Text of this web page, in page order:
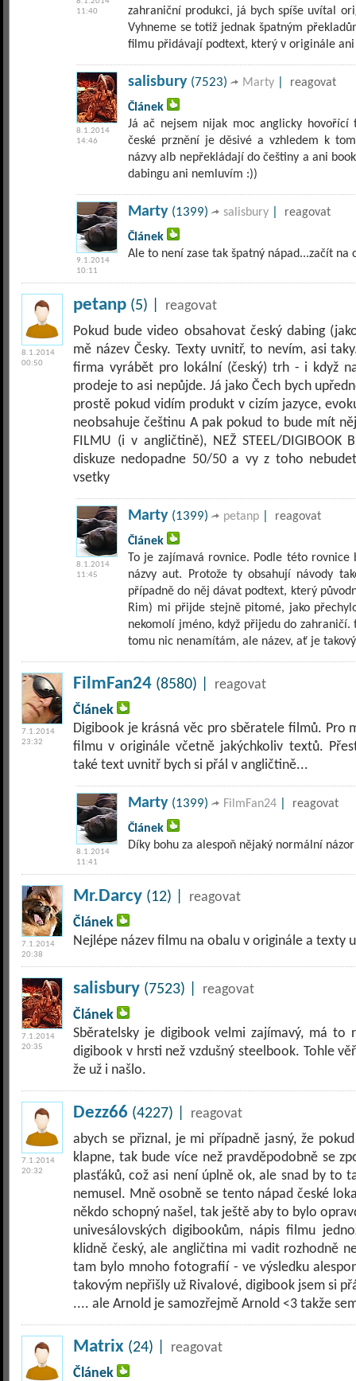
11:40
zahraniční produkci, já bych spíše uvítal
Vyhneme se totiž jednak špatným
filmu přidávají podtext, který v originále
8.1.2014
14:46
salisbury (7523) Marty
reagovat
Článek
Já ač nejsem nijak moc anglicky
české prznění je děsivé a vzhledem k
názvy alb nepřekládají do češtiny a ani
dabingu ani nemluvím :))
9.1.2014
10:11
Marty (1399) salisbury
reagovat
Článek
Ale to není zase tak špatný nápad...začít na
8.1.2014
00:50
petanp (5) |
reagovat
Pokud bude video obsahovat český dabing
mě název Česky. Texty uvnitř, to nevím, asi
firma vyrábět pro lokální (český) trh - i když
prodeje to asi nepůjde. Já jako Čech bych
prostě pokud vidím produkt v cizím jazyce,
neobsahuje češtinu A pak pokud to bude mít
FILMU (i v angličtině), NEŽ STEEL/DIGIBOOK
diskuze nedopadne 50/50 a vy z toho
vsetky
8.1.2014
11:45
Marty (1399) petanp
reagovat
Článek
To je zajímavá rovnice. Podle této
názvy aut. Protože ty obsahují návody
případně do něj dávat podtext, který
Rim) mi přijde stejně pitomé, jako
nekomolí jméno, když přijedu do
tomu nic nenamítám, ale název, ať je
7.1.2014
23:32
FilmFan24 (8580) |
reagovat
Článek
Digibook je krásná věc pro sběratele filmů. Pro
filmu v originále včetně jakýchkoliv textů.
také text uvnitř bych si přál v angličtině...
8.1.2014
11:41
Marty (1399) FilmFan24
reagovat
Článek
Díky bohu za alespoň nějaký normální
7.1.2014
20:38
Mr.Darcy (12) |
reagovat
Článek
Nejlépe název filmu na obalu v originále a texty
7.1.2014
20:35
salisbury (7523) |
reagovat
Článek
Sběratelsky je digibook velmi zajímavý, má to
digibook v hrsti než vzdušný steelbook. Tohle
že už i našlo.
7.1.2014
20:32
Dezz66 (4227) |
reagovat
abych se přiznal, je mi případně jasný, že
klapne, tak bude více než pravděpodobně se
plasťáků, což asi není úplně ok, ale snad by to
nemusel. Mně osobně se tento nápad české
někdo schopný našel, tak ještě aby to bylo
univesálovských digibookům, nápis filmu
klidně český, ale angličtina mi vadit rozhodně
tam bylo mnoho fotografií - ve výsledku
takovým nepřišly už Rivalové, digibook jsem si
.... ale Arnold je samozřejmě Arnold <3 takže
Matrix (24) |
reagovat
Článek